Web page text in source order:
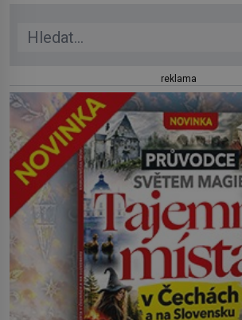
reklama